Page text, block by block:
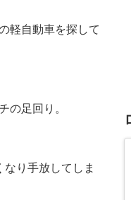
軽自動車を探して
の足回り。
り手放してしま